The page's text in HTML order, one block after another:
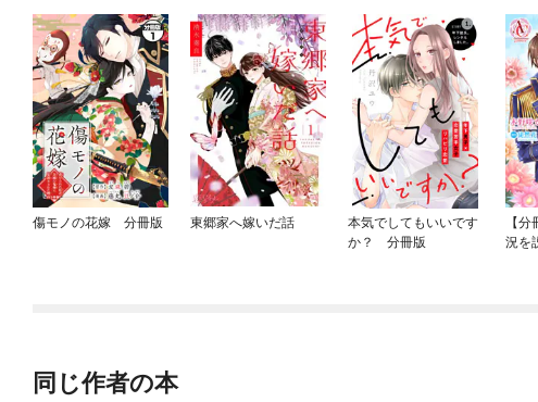
傷モノの花嫁 分冊版 東郷家へ嫁いだ話
本気でしてもいいです
か？ 分冊版
【
況を
同じ作者の本